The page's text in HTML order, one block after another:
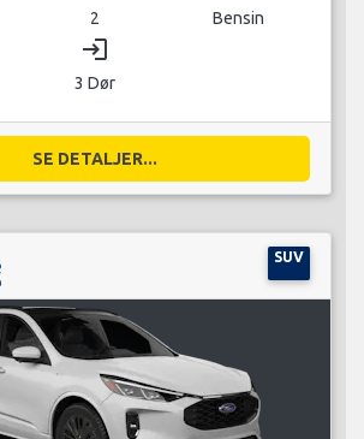
2 Bensin
login
3 Dør
SE DETALJER...
SUV